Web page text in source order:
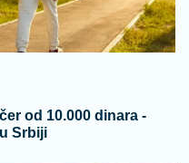
od 10.000 dinara -
Srbiji